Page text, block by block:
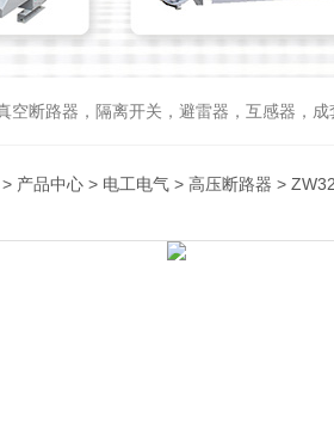
空断路器，隔离开关，避雷器，互感器，成
> 产品中心 > 电工电气 > 高压断路器 >